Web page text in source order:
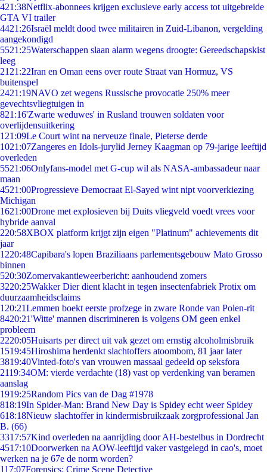
421:38Netflix-abonnees krijgen exclusieve early access tot uitgebreide
GTA VI trailer
4421:26Israël meldt dood twee militairen in Zuid-Libanon, vergelding
aangekondigd
5521:25Waterschappen slaan alarm wegens droogte: Gereedschapskist
leeg
21 21:22Iran en Oman eens over route Straat van Hormuz, VS
buitenspel
2421:19NAVO zet wegens Russische provocatie 250% meer
gevechtsvliegtuigen in
821:16'Zwarte weduwes' in Rusland trouwen soldaten voor
overlijdensuitkering
1 21:09Le Court wint na nerveuze finale, Pieterse derde
1021:07Zangeres en Idols-jurylid Jerney Kaagman op 79-jarige leeftijd
overleden
5521:06Onlyfans-model met G-cup wil als NASA-ambassadeur naar
maan
4521:00Progressieve Democraat El-Sayed wint nipt voorverkiezing
Michigan
1621:00Drone met explosieven bij Duits vliegveld voedt vrees voor
hybride aanval
220:58XBOX platform krijgt zijn eigen "Platinum" achievements dit
jaar
1220:48Capibara's lopen Braziliaans parlementsgebouw Mato Grosso
binnen
520:30Zomervakantieweerbericht: aanhoudend zomers
3220:25Wakker Dier dient klacht in tegen insectenfabriek Protix om
duurzaamheidsclaims
1 20:21Lemmen boekt eerste profzege in zware Ronde van Polen-rit
8420:21'Witte' mannen discrimineren is volgens OM geen enkel
probleem
2220:05Huisarts per direct uit vak gezet om ernstig alcoholmisbruik
1519:45Hiroshima herdenkt slachtoffers atoombom, 81 jaar later
3819:40Vinted-foto's van vrouwen massaal gedeeld op seksfora
2119:34OM: vierde verdachte (18) vast op verdenking van beramen
aanslag
1919:25Random Pics van de Dag #1978
818:19In Spider-Man: Brand New Day is Spidey echt weer Spidey
618:18Nieuw slachtoffer in kindermisbruikzaak zorgprofessional Jan
B. (66)
3317:57Kind overleden na aanrijding door AH-bestelbus in Dordrecht
4517:10Doorwerken na AOW-leeftijd vaker vastgelegd in cao's, moet
werken na je 67e de norm worden?
117:07Forensics: Crime Scene Detective